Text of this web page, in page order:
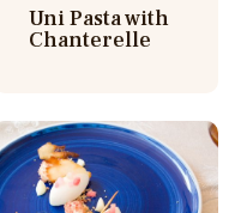
Uni Pasta with
Chanterelle